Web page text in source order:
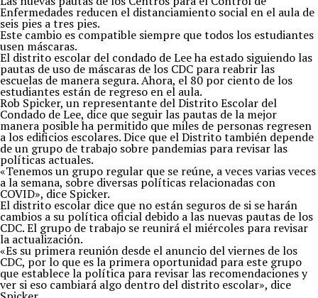
Enfermedades reducen el distanciamiento social en el aula de
seis pies a tres pies.
Este cambio es compatible siempre que todos los estudiantes
usen máscaras.
El distrito escolar del condado de Lee ha estado siguiendo las
pautas de uso de máscaras de los CDC para reabrir las
escuelas de manera segura. Ahora, el 80 por ciento de los
estudiantes están de regreso en el aula.
Rob Spicker, un representante del Distrito Escolar del
Condado de Lee, dice que seguir las pautas de la mejor
manera posible ha permitido que miles de personas regresen
a los edificios escolares. Dice que el Distrito también depende
de un grupo de trabajo sobre pandemias para revisar las
políticas actuales.
«Tenemos un grupo regular que se reúne, a veces varias veces
a la semana, sobre diversas políticas relacionadas con
COVID», dice Spicker.
El distrito escolar dice que no están seguros de si se harán
cambios a su política oficial debido a las nuevas pautas de los
CDC. El grupo de trabajo se reunirá el miércoles para revisar
la actualización.
«Es su primera reunión desde el anuncio del viernes de los
CDC, por lo que es la primera oportunidad para este grupo
que establece la política para revisar las recomendaciones y
ver si eso cambiará algo dentro del distrito escolar», dice